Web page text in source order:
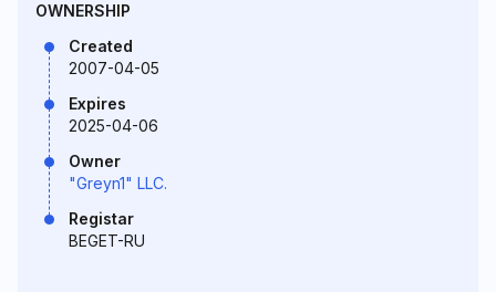
OWNERSHIP
Created
2007-04-05
Expires
2025-04-06
Owner
"Greyn1" LLC.
Registar
BEGET-RU